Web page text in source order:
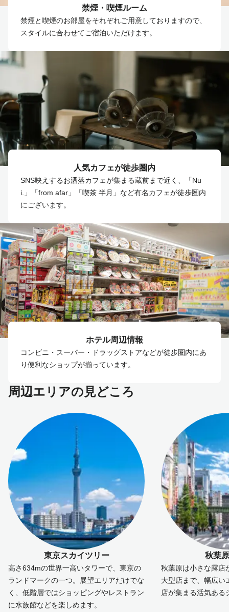
禁煙・喫煙ルーム
禁煙と喫煙のお部屋をそれぞれご用意しておりますので、
スタイルに合わせてご宿泊いただけます。
人気カフェが徒歩圏内
SNS映えするお洒落カフェが集まる蔵前まで近く、「Nu
i.」「from afar」「喫茶 半月」など有名カフェが徒歩圏内
にございます。
ホテル周辺情報
コンビニ・スーパー・ドラッグストアなどが徒歩圏内にあ
り便利なショップが揃っています。
周辺エリアの見どころ
東京スカイツリー
高さ634mの世界一高いタワーで、東京の
ランドマークの一つ。展望エリアだけでな
く、低階層ではショッピングやレストラン
に水族館などを楽しめます。
秋葉
秋葉原は小さな露店
大型店まで、幅広い
店が集まる活気ある